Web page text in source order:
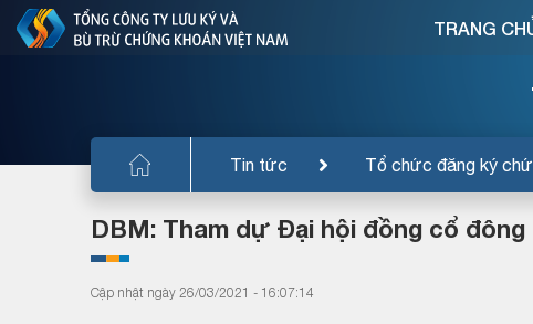
Tin tức Tổ chức đăng ký
TRANG
DBM: Tham dự Đại hội đồng cổ
Cập nhật ngày 26/03/2021 - 16:07:14